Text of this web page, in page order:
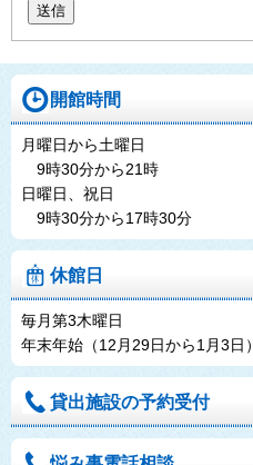
送信
開館時間
月曜日から土曜日
9時30分から21時
日曜日、祝日
9時30分から17時30分
休館日
毎月第3木曜日
年末年始（12月29日から1月3日）
貸出施設の予約受付